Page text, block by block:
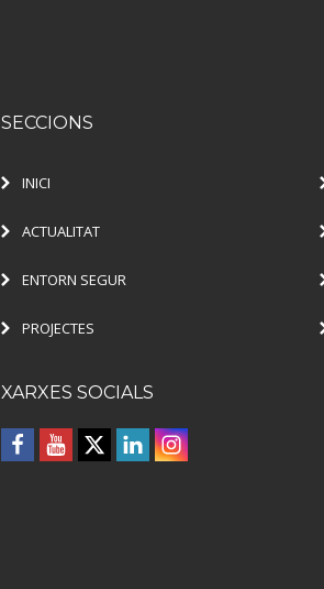
SECCIONS
INICI
ACTUALITAT
ENTORN SEGUR
PROJECTES
XARXES SOCIALS